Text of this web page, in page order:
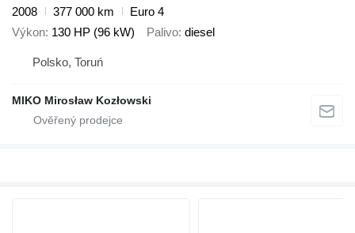
2008
377 000 km
Euro 4
Výkon 130 HP (96 kW) Palivo diesel
Polsko, Toruń
MIKO Mirosław Kozłowski